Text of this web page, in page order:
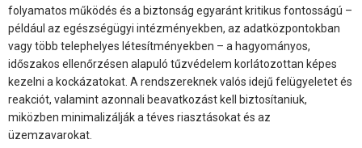
folyamatos működés és a biztonság egyaránt kritikus fontosságú –
például az egészségügyi intézményekben, az adatközpontokban
vagy több telephelyes létesítményekben – a hagyományos,
időszakos ellenőrzésen alapuló tűzvédelem korlátozottan képes
kezelni a kockázatokat. A rendszereknek valós idejű felügyeletet és
reakciót, valamint azonnali beavatkozást kell biztosítaniuk,
miközben minimalizálják a téves riasztásokat és az
üzemzavarokat.